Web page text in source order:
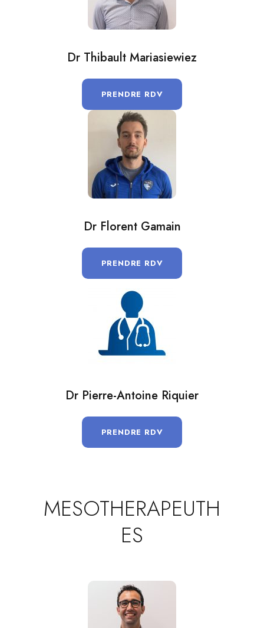
Dr Thibault Mariasiewiez
PRENDRE RDV
Dr Florent Gamain
PRENDRE RDV
Dr Pierre-Antoine Riquier
PRENDRE RDV
MESOTHERAPEUTH
ES